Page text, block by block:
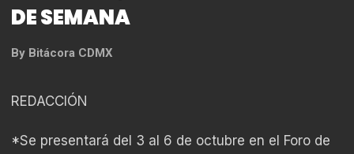
DE SEMANA
By Bitácora CDMX
REDACCIÓN
*Se presentará del 3 al 6 de octubre en el Foro de